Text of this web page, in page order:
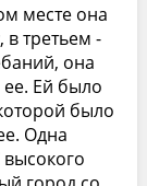
месте она
третьем -
она
ее. Ей было
было
Одна